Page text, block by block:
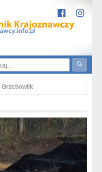
Grzebowilk